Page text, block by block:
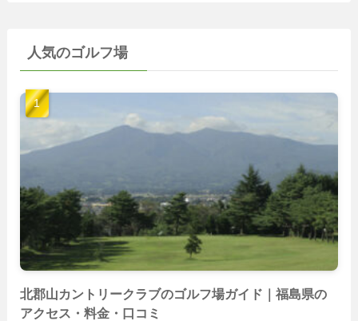
(103)
(40)
(22)
(40)
(14)
(22)
(23)
(22)
(26)
人気のゴルフ場
北郡山カントリークラブのゴルフ場ガイド｜福島県の
アクセス・料金・口コミ